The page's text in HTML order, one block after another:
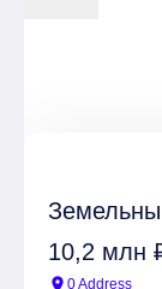
10,2 млн
location_on 0 Address